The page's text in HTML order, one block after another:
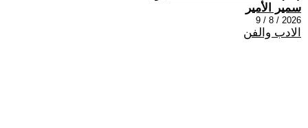
سمير الأمير
2026 / 8 / 9
الادب والفن